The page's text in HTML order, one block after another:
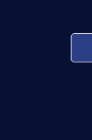
a Pasajeros.
Sobre
En Los
De Trato
Con Los
Documental